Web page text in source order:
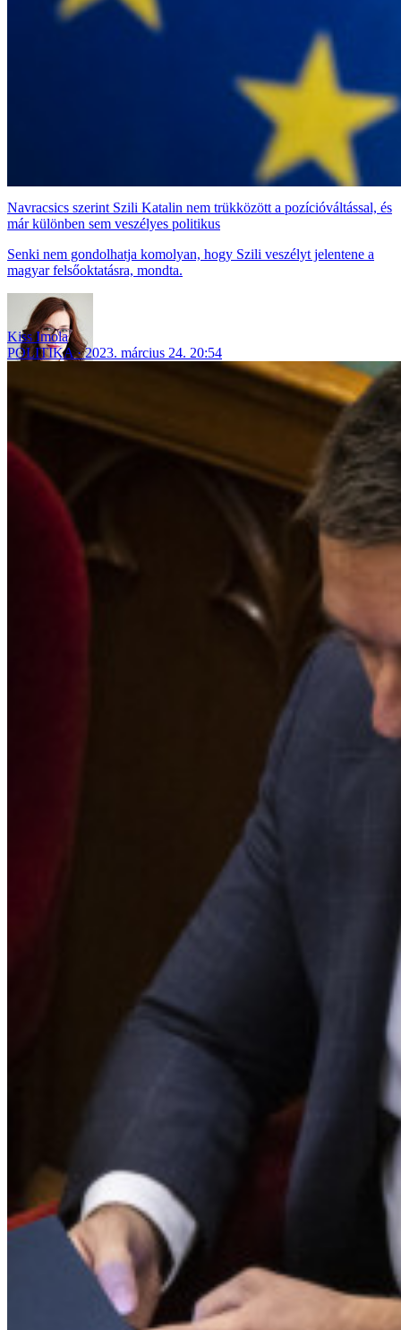
Navracsics szerint Szili Katalin nem trükközött a pozícióváltással, és
már különben sem veszélyes politikus
Senki nem gondolhatja komolyan, hogy Szili veszélyt jelentene a
magyar felsőoktatásra, mondta.
Kiss Imola
POLITIKA
2023. március 24. 20:54